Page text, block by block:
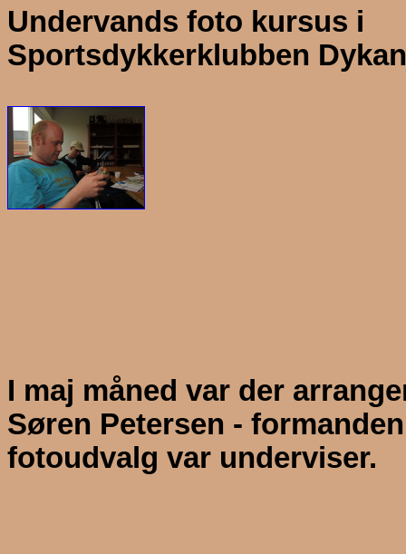
Undervands foto kursus i
Sportsdykkerklubben
I maj måned var der
Søren Petersen -
fotoudvalg var underviser.